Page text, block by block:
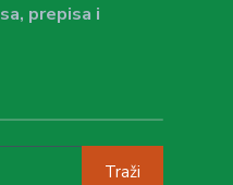
prepisa i
Traži